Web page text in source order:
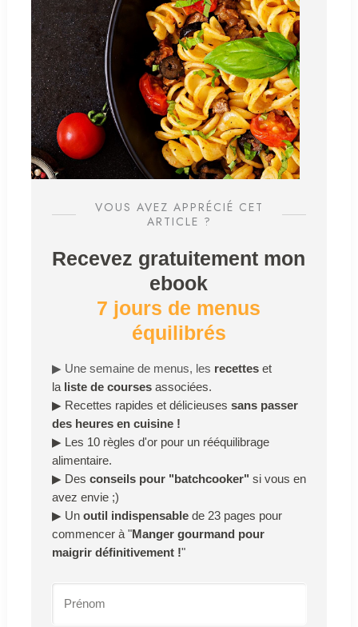
VOUS AVEZ APPRÉCIÉ CET
ARTICLE ?
Recevez gratuitement mon
ebook
7 jours de menus
équilibrés
▶ Une semaine de menus, les recettes et
la liste de courses associées.
▶ Recettes rapides et délicieuses sans passer
des heures en cuisine !
▶ Les 10 règles d'or pour un rééquilibrage
alimentaire.
▶ Des conseils pour "batchcooker" si vous en
avez envie ;)
▶ Un outil indispensablede 23 pages pour
commencer à "Manger gourmand pour
maigrir définitivement !"